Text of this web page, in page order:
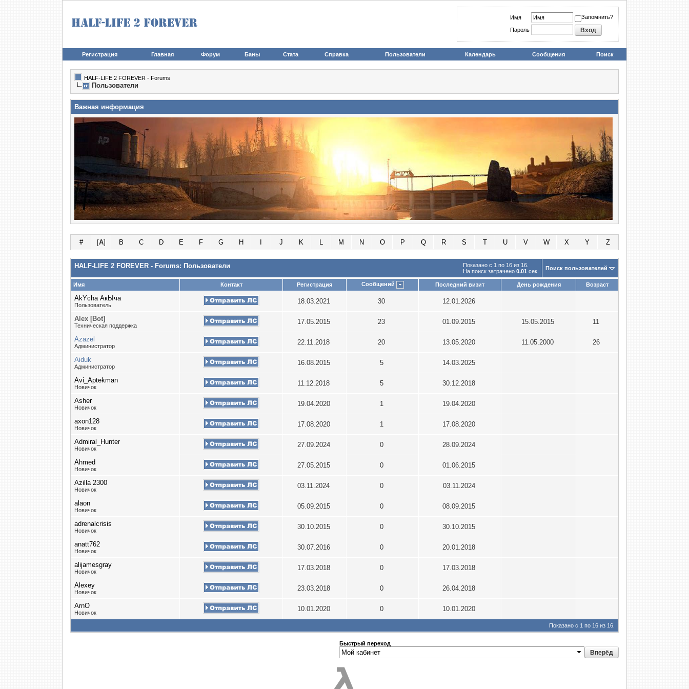
Имя Запомнить?
Пароль
Регистрация Главная Форум Баны Стата Справка Пользователи Календарь Сообщения Поиск
HALF-LIFE 2 FOREVER - Forums
Пользователи
Важная информация
# [A] B C D E F G H J K L M N O P Q R S T U V W X Y Z
Показано с 1 по 16 из 16.
На поиск затрачено 0.01 сек.
HALF-LIFE 2 FOREVER - Forums: Пользователи Поиск пользователей
Имя Контакт Регистрация Сообщений Последний визит День рождения Возраст
AkYcha АкЫча
Пользователь 18.03.2021 30 12.01.2026
Alex [Bot]
Техническая поддержка 17.05.2015 23 01.09.2015 15.05.2015 11
Azazel
Администратор 22.11.2018 20 13.05.2020 11.05.2000 26
Aiduk
Администратор 16.08.2015 5 14.03.2025
Avi_Aptekman
Новичок 11.12.2018 5 30.12.2018
Asher
Новичок 19.04.2020 1 19.04.2020
axon128
Новичок 17.08.2020 1 17.08.2020
Admiral_Hunter
Новичок 27.09.2024 0 28.09.2024
Ahmed
Новичок 27.05.2015 0 01.06.2015
Azilla 2300
Новичок 03.11.2024 0 03.11.2024
alaon
Новичок 05.09.2015 0 08.09.2015
adrenalcrisis
Новичок 30.10.2015 0 30.10.2015
anatt762
Новичок 30.07.2016 0 20.01.2018
alijamesgray
Новичок 17.03.2018 0 17.03.2018
Alexey
Новичок 23.03.2018 0 26.04.2018
ArnO
Новичок 10.01.2020 0 10.01.2020
Показано с 1 по 16 из 16.
Быстрый переход